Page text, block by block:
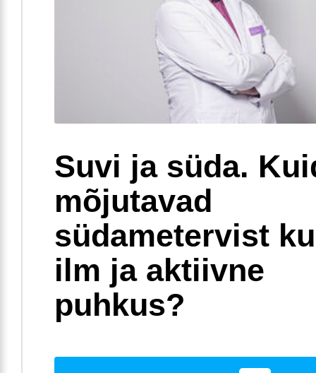
Suvi ja süda.
mõjutavad
südametervist
ilm ja aktiivne
puhkus?